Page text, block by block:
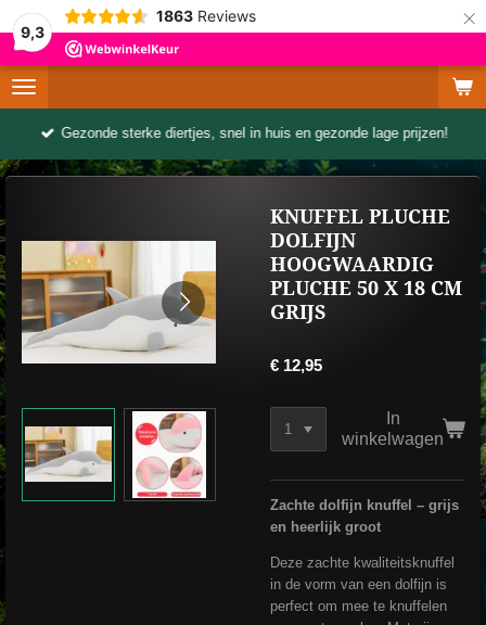
9,3
1863 Reviews ×
Gezonde sterke diertjes, snel in huis en gezonde lage prijzen!
KNUFFEL PLUCHE
DOLFIJN
HOOGWAARDIG
PLUCHE 50 X 18 CM
GRIJS
€ 12,95
In
winkelwagen
Zachte dolfijn knuffel – grijs
en heerlijk groot
Deze zachte kwaliteitsknuffel
in de vorm van een dolfijn is
perfect om mee te knuffelen